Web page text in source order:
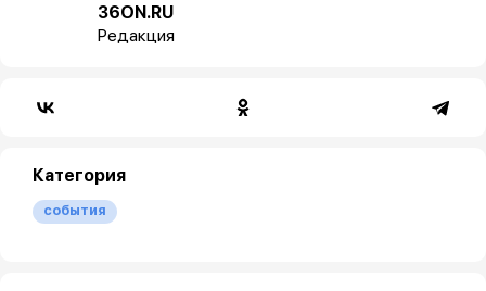
36ON.RU
Редакция
Категория
события